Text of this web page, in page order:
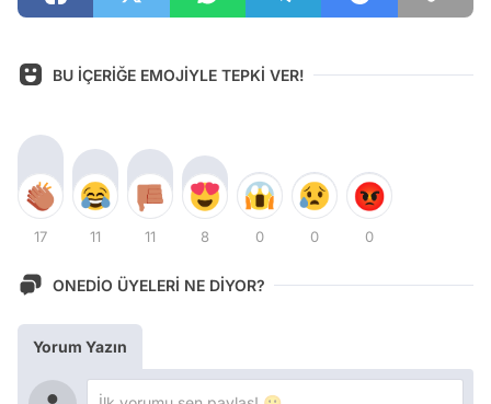
BU İÇERİĞE EMOJİYLE TEPKİ VER!
17 11 11 8 0 0 0
ONEDİO ÜYELERİ NE DİYOR?
Yorum Yazın